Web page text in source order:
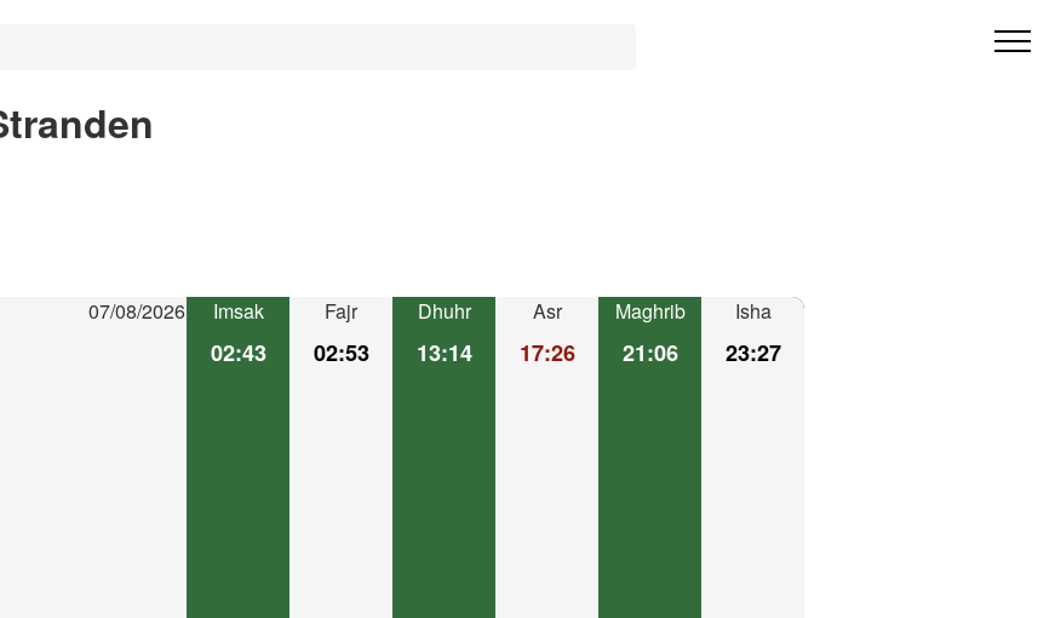
07/08/2026 Imsak
02:43
Fajr
02:53
Dhuhr
13:14
Asr
17:26
Maghrib
21:06
Isha
23:27